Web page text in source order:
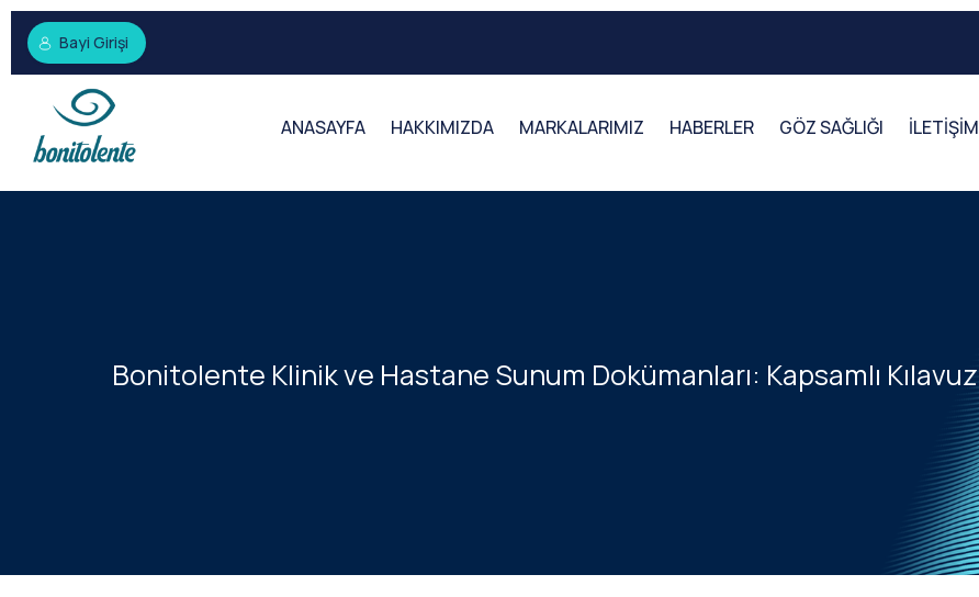
Bayi Girişi
ANASAYFA HAKKIMIZDA MARKALARIMIZ HABERLER GÖZ SAĞLIĞI İLETİŞİM
Bonitolente Klinik ve Hastane Sunum Dokümanları: Kapsamlı Kılavuz